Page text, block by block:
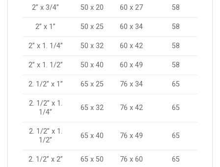
2” x 3/4” 50 x 20 60 x 27 58
2” x 1” 50 x 25 60 x 34 58
2” x 1. 1/4” 50 x 32 60 x 42 58
2” x 1. 1/2” 50 x 40 60 x 49 58
2. 1/2” x 1” 65 x 25 76 x 34 65
2. 1/2” x 1.
1/4”
65 x 32 76 x 42 65
2. 1/2” x 1.
1/2”
65 x 40 76 x 49 65
2. 1/2” x 2” 65 x 50 76 x 60 65